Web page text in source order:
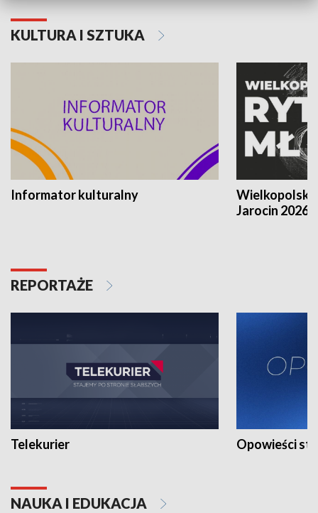
KULTURA I SZTUKA
Informator kulturalny
Jarocin 2026
REPORTAŻE
Telekurier Opowieści
NAUKA I EDUKACJA